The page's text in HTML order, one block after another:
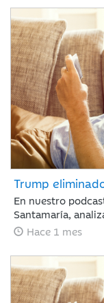
sectores
deuda pública.
la atención sobre
expectativas de
Trump
En nuestro
Santamaría,
sentimiento de
Fed mantendrán
por la banca y
sobre la IA,
trimestrales.
Hace 1 mes